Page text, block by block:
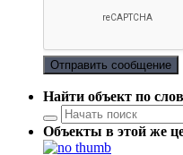
Отправить сообщение
Найти объект по
Объекты в этой же